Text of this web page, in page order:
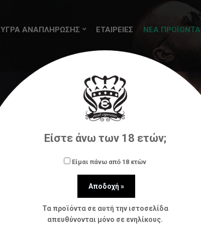
ΥΓΡΑ ΑΝΑΠΛΗΡΩΣΗΣ ΕΤΑΙΡΕΙΕΣ ΝΕΑ ΠΡΟΪΟΝΤΑ
Είστε άνω των 18 ετών;
Είμαι πάνω από 18 ετών
Τα προϊόντα σε αυτή την ιστοσελίδα
απευθύνονται μόνο σε ενηλίκους.